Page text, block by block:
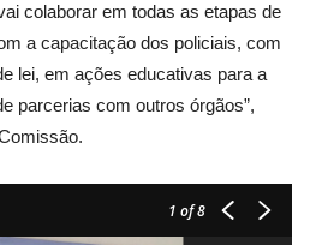
colaborar em todas as etapas de
a capacitação dos policiais, com
lei, em ações educativas para a
parcerias com outros órgãos”,
1 of 8